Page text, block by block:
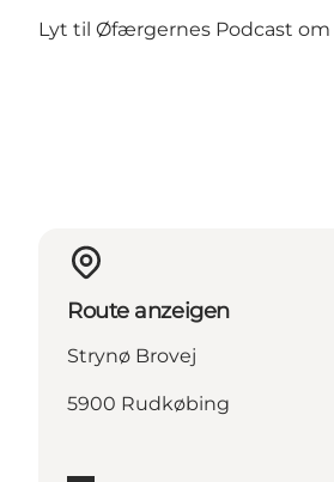
Lyt til Øfærgernes Podcast om
Route anzeigen
Strynø Brovej
5900 Rudkøbing